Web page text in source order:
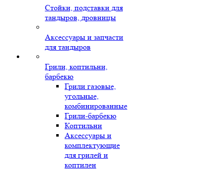
Стойки, подставки для
тандыров, дровницы
Аксессуары и запчасти
для тандыров
Грили, коптильни,
барбекю
Грили газовые,
угольные,
комбинированные
Грили-барбекю
Коптильни
Аксессуары и
комплектующие
для грилей и
коптилен